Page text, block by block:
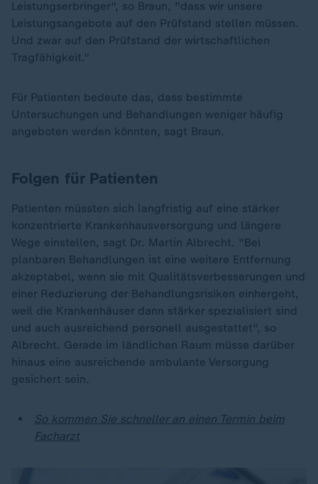
Leistungserbringer", so Braun, "dass wir unsere
Leistungsangebote auf den Prüfstand stellen müssen.
Und zwar auf den Prüfstand der wirtschaftlichen
Tragfähigkeit."
Für Patienten bedeute das, dass bestimmte
Untersuchungen und Behandlungen weniger häufig
angeboten werden könnten, sagt Braun.
Folgen für Patienten
Patienten müssten sich langfristig auf eine stärker
konzentrierte Krankenhausversorgung und längere
Wege einstellen, sagt Dr. Martin Albrecht. "Bei
planbaren Behandlungen ist eine weitere Entfernung
akzeptabel, wenn sie mit Qualitätsverbesserungen und
einer Reduzierung der Behandlungsrisiken einhergeht,
weil die Krankenhäuser dann stärker spezialisiert sind
und auch ausreichend personell ausgestattet", so
Albrecht. Gerade im ländlichen Raum müsse darüber
hinaus eine ausreichende ambulante Versorgung
gesichert sein.
So kommen Sie schneller an einen Termin beim
Facharzt